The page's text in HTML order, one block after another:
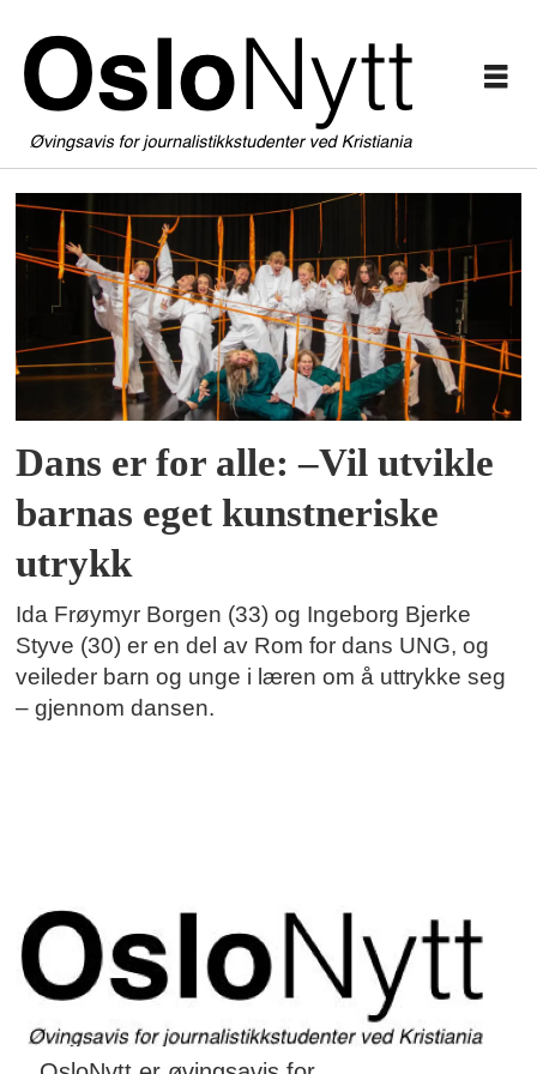
Tag:
romfordans
Dans er for alle: –Vil utvikle
barnas eget kunstneriske
utrykk
Ida Frøymyr Borgen (33) og Ingeborg Bjerke
Styve (30) er en del av Rom for dans UNG, og
veileder barn og unge i læren om å uttrykke seg
– gjennom dansen.